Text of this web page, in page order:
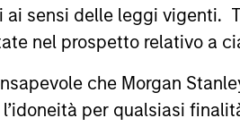
ai sensi delle leggi vigenti.
nel prospetto relativo a
che Morgan
per qualsiasi
sono invitati a prendere
Kong” (“Additional Information
Informativo, del
in Svizzera è Banque
del Comparto in questione
norme OICVM.